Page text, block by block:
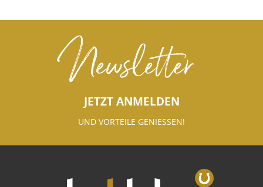
Newsletter
JETZT ANMELDEN
UND VORTEILE GENIESSEN!